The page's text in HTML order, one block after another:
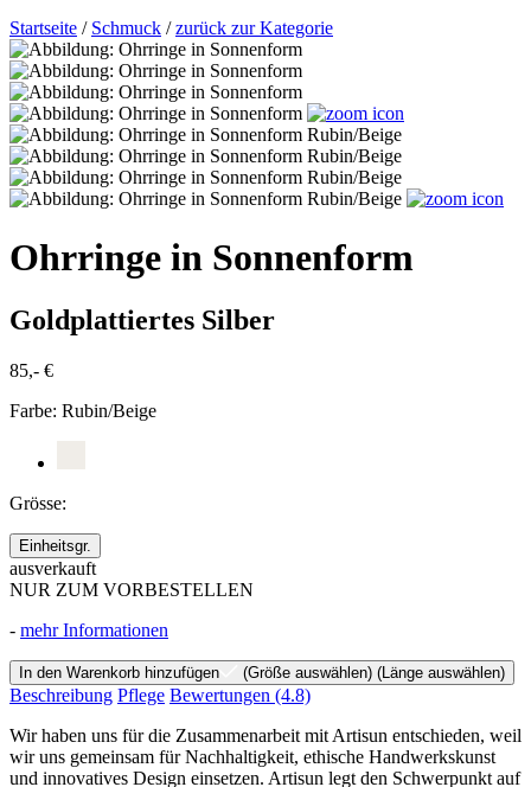
Startseite / Schmuck /zurück zur Kategorie
Ohrringe in Sonnenform
Goldplattiertes Silber
85,- €
Farbe: Rubin/Beige
Grösse:
Einheitsgr.
ausverkauft
NUR ZUM VORBESTELLEN
- mehr Informationen
In den Warenkorb hinzufügen (Größe auswählen) (Länge auswählen)
Beschreibung Pflege Bewertungen (4.8)
Wir haben uns für die Zusammenarbeit mit Artisun entschieden, weil
wir uns gemeinsam für Nachhaltigkeit, ethische Handwerkskunst
und innovatives Design einsetzen. Artisun legt den Schwerpunkt auf